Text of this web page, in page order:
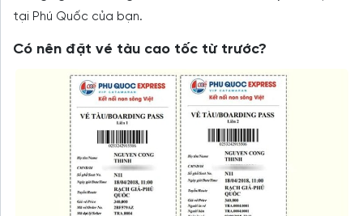
tại Phú Quốc của bạn.
Có nên đặt vé tàu cao tốc từ trước?